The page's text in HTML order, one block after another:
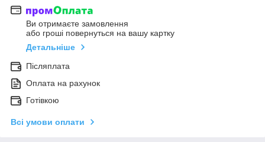
Ви отримаєте замовлення
або гроші повернуться на вашу картку
Детальніше
Післяплата
Оплата на рахунок
Готівкою
Всі умови оплати